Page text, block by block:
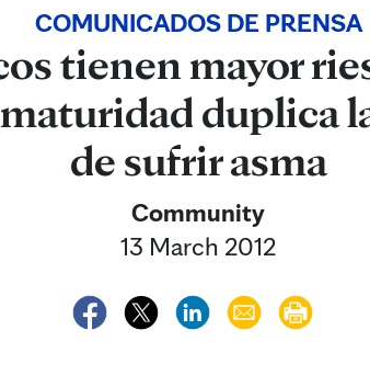
COMUNICADOS DE PRENSA
tienen mayor
duplica
de sufrir asma
Community
13 March 2012